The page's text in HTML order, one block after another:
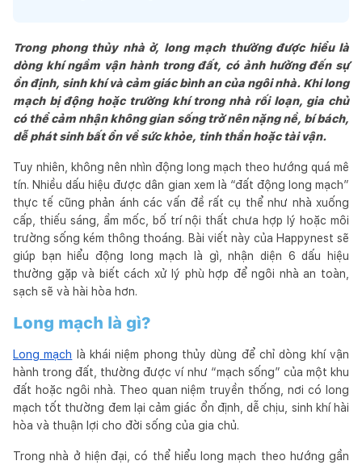
Trong phong thủy nhà ở, long mạch thường được hiểu là
dòng khí ngầm vận hành trong đất, có ảnh hưởng đến sự
ổn định, sinh khí và cảm giác bình an của ngôi nhà. Khi long
mạch bị động hoặc trường khí trong nhà rối loạn, gia chủ
có thể cảm nhận không gian sống trở nên nặng nề, bí bách,
dễ phát sinh bất ổn về sức khỏe, tinh thần hoặc tài vận.
Tuy nhiên, không nên nhìn động long mạch theo hướng quá mê
tín. Nhiều dấu hiệu được dân gian xem là “đất động long mạch”
thực tế cũng phản ánh các vấn đề rất cụ thể như nhà xuống
cấp, thiếu sáng, ẩm mốc, bố trí nội thất chưa hợp lý hoặc môi
trường sống kém thông thoáng. Bài viết này của Happynest sẽ
giúp bạn hiểu động long mạch là gì, nhận diện 6 dấu hiệu
thường gặp và biết cách xử lý phù hợp để ngôi nhà an toàn,
sạch sẽ và hài hòa hơn.
Long mạch là gì?
Long mạch là khái niệm phong thủy dùng để chỉ dòng khí vận
hành trong đất, thường được ví như “mạch sống” của một khu
đất hoặc ngôi nhà. Theo quan niệm truyền thống, nơi có long
mạch tốt thường đem lại cảm giác ổn định, dễ chịu, sinh khí hài
hòa và thuận lợi cho đời sống của gia chủ.
Trong nhà ở hiện đại, có thể hiểu long mạch theo hướng gần